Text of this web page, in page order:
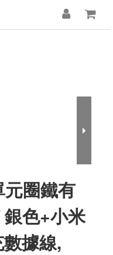
元圈鐵有
色+小米
據線,